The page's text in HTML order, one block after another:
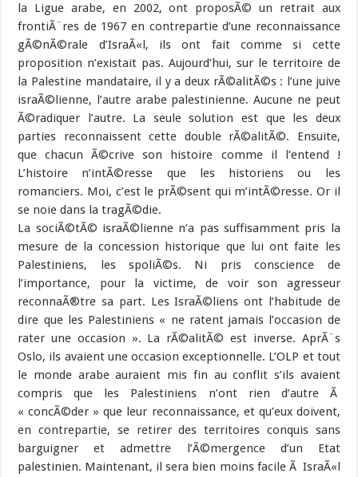
la Ligue arabe, en 2002, ont proposÃ© un retrait aux
frontiÃ¨res de 1967 en contrepartie d’une reconnaissance
gÃ©nÃ©rale d’IsraÃ«l, ils ont fait comme si cette
proposition n’existait pas. Aujourd’hui, sur le territoire de
la Palestine mandataire, il y a deux rÃ©alitÃ©s : l’une juive
israÃ©lienne, l’autre arabe palestinienne. Aucune ne peut
Ã©radiquer l’autre. La seule solution est que les deux
parties reconnaissent cette double rÃ©alitÃ©. Ensuite,
que chacun Ã©crive son histoire comme il l’entend !
L’histoire n’intÃ©resse que les historiens ou les
romanciers. Moi, c’est le prÃ©sent qui m’intÃ©resse. Or il
se noie dans la tragÃ©die.
La sociÃ©tÃ© israÃ©lienne n’a pas suffisamment pris la
mesure de la concession historique que lui ont faite les
Palestiniens, les spoliÃ©s. Ni pris conscience de
l’importance, pour la victime, de voir son agresseur
reconnaÃ®tre sa part. Les IsraÃ©liens ont l’habitude de
dire que les Palestiniens « ne ratent jamais l’occasion de
rater une occasion ». La rÃ©alitÃ© est inverse. AprÃ¨s
Oslo, ils avaient une occasion exceptionnelle. L’OLP et tout
le monde arabe auraient mis fin au conflit s’ils avaient
compris que les Palestiniens n’ont rien d’autre Ã
« concÃ©der » que leur reconnaissance, et qu’eux doivent,
en contrepartie, se retirer des territoires conquis sans
barguigner et admettre l’Ã©mergence d’un Etat
palestinien. Maintenant, il sera bien moins facile Ã IsraÃ«l